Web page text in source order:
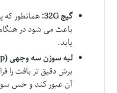
گیج 32G:
همانطور که
باعث می شود در
یابد.
لبه سوزن سه وجهی (Triple-Bevel Tip):
برش دقیق تر بافت را
آن عبور کند و حس